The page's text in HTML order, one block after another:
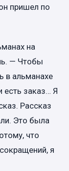
пришел по
на
— Чтобы
в альманахе
есть заказ… Я
Рассказ
Это была
что
я